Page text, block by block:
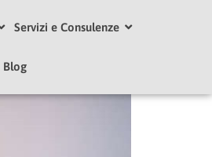
Servizi e Consulenze
Blog